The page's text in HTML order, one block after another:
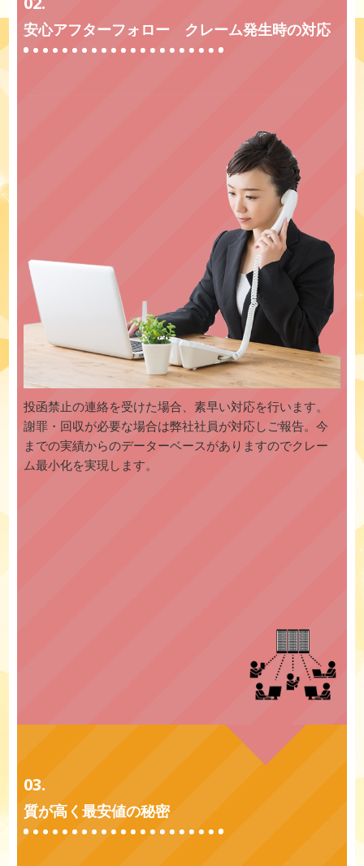
安心アフターフォロー クレーム発生時の対応
投函禁止の連絡を受けた場合、素早い対応を行います。
謝罪・回収が必要な場合は弊社社員が対応しご報告。今
までの実績からのデーターベースがありますのでクレー
ム最小化を実現します。
03.
質が高く最安値の秘密